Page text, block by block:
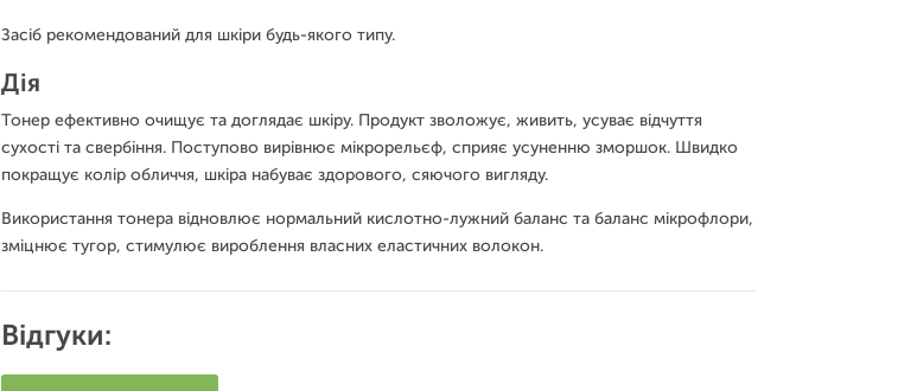
Засіб рекомендований для шкіри будь-якого типу.
Дія
Тонер ефективно очищує та доглядає шкіру. Продукт зволожує, живить, усуває відчуття
сухості та свербіння. Поступово вирівнює мікрорельєф, сприяє усуненню зморшок. Швидко
покращує колір обличчя, шкіра набуває здорового, сяючого вигляду.
Використання тонера відновлює нормальний кислотно-лужний баланс та баланс мікрофлори,
зміцнює тугор, стимулює вироблення власних еластичних волокон.
Відгуки: